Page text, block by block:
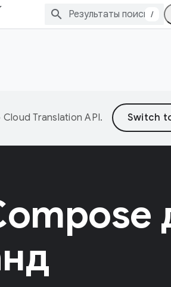
/
Cloud Translation API.